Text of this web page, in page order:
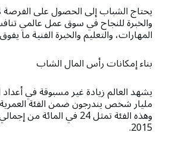
يحتاج الشباب إلى الحصول على الفرصة
والخبرة للنجاح في سوق عمل عالمي
المهارات، والتعليم والخبرة الفنية
بناء إمكانات رأس المال الشاب
وهذه الفئة تمثل 24 في
2015.